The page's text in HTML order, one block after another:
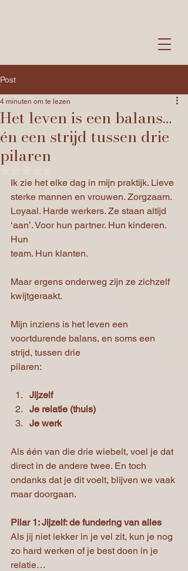
Post
Het leven is een balans…
én een strijd tussen drie
pilaren
4 minuten om te lezen
Ik zie het elke dag in mijn praktijk. Lieve
sterke mannen en vrouwen. Zorgzaam.
Loyaal. Harde werkers. Ze staan altijd
‘aan’. Voor hun partner. Hun kinderen.
Hun
team. Hun klanten.
Maar ergens onderweg zijn ze zichzelf
kwijtgeraakt.
Mijn inziens is het leven een
voortdurende balans, en soms een
strijd, tussen drie
pilaren:
Jijzelf
Je relatie (thuis)
Je werk
Als één van die drie wiebelt, voel je dat
direct in de andere twee. En toch
ondanks dat je dit voelt, blijven we vaak
maar doorgaan.
Pilar 1: Jijzelf: de fundering van alles
Als jij niet lekker in je vel zit, kun je nog
zo hard werken of je best doen in je
relatie…